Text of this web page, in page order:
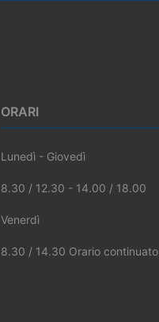
ORARI
Lunedì - Giovedì
8.30 / 12.30 - 14.00 / 18.00
Venerdì
8.30 / 14.30 Orario continuato